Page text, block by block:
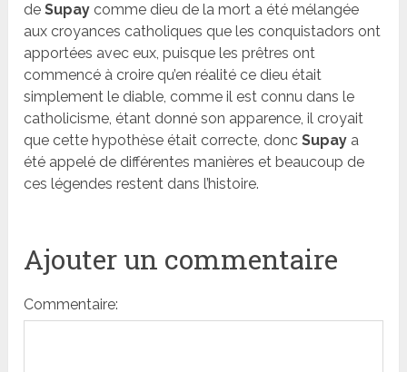
deSupay comme dieu de la mort a été mélangée
aux croyances catholiques que les conquistadors ont
apportées avec eux, puisque les prêtres ont
commencé à croire qu’en réalité ce dieu était
simplement le diable, comme il est connu dans le
catholicisme, étant donné son apparence, il croyait
que cette hypothèse était correcte, doncSupay a
été appelé de différentes manières et beaucoup de
ces légendes restent dans l’histoire.
Ajouter un commentaire
Commentaire: